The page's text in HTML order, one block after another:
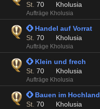
St. 70 Kholusia
Aufträge Kholusia
 Handel auf Vorrat
St. 70 Kholusia
Aufträge Kholusia
 Klein und frech
St. 70 Kholusia
Aufträge Kholusia
 Bauen im Hochland
St. 70 Kholusia